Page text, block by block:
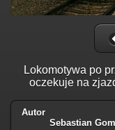
Lokomotywa po
oczekuje na
Autor
Sebastian